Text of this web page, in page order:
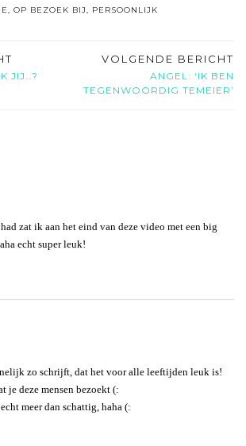
, OP BEZOEK BIJ, PERSOONLIJK
JIJ…?
VOLGENDE BERICHT
ANGEL: ‘IK BEN
TEGENWOORDIG TEMEIER’
zat ik aan het eind van deze video met een big
echt super leuk!
zo schrijft, dat het voor alle leeftijden leuk is!
je deze mensen bezoekt (:
meer dan schattig, haha (: